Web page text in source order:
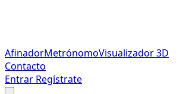
AfinadorMetrónomoVisualizador 3D
Contacto
Entrar Regístrate